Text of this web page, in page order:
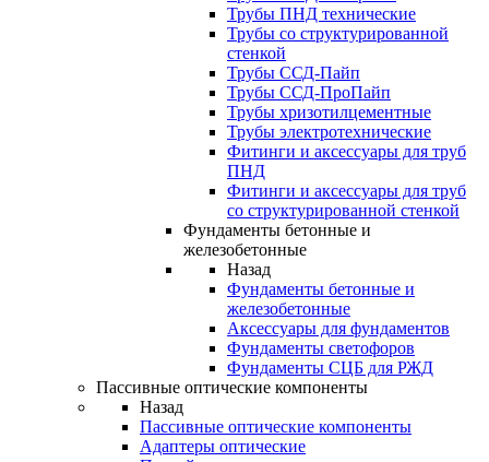
Трубы ПНД технические
Трубы со структурированной
стенкой
Трубы ССД-Пайп
Трубы ССД-ПроПайп
Трубы хризотилцементные
Трубы электротехнические
Фитинги и аксессуары для труб
ПНД
Фитинги и аксессуары для труб
со структурированной стенкой
Фундаменты бетонные и
железобетонные
Назад
Фундаменты бетонные и
железобетонные
Аксессуары для фундаментов
Фундаменты светофоров
Фундаменты СЦБ для РЖД
Пассивные оптические компоненты
Назад
Пассивные оптические компоненты
Адаптеры оптические